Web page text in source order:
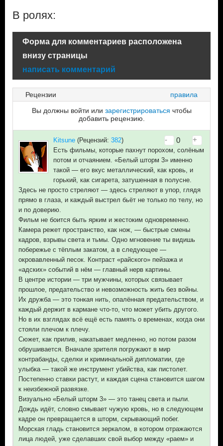
В ролях:
Форма для комментариев расположена
внизу страницы
написать комментарий
Рецензии
правила
Вы должны войти или зарегистрироваться чтобы
добавить рецензию.
- 0 +
Kitsune (Рецензий: 382)
Есть фильмы, которые пахнут порохом, солёным
потом и отчаянием. «Белый шторм 3» именно
такой — его вкус металлический, как кровь, и
горький, как сигарета, затушенная в полусне.
Здесь не просто стреляют — здесь стреляют в упор, глядя
прямо в глаза, и каждый выстрел бьёт не только по телу, но
и по доверию.
Фильм не боится быть ярким и жестоким одновременно.
Камера режет пространство, как нож, — быстрые смены
кадров, взрывы света и тьмы. Одно мгновение ты видишь
побережье с тёплым закатом, а в следующее —
окровавленный песок. Контраст «райского» пейзажа и
«адских» событий в нём — главный нерв картины.
В центре истории — три мужчины, которых связывает
прошлое, предательство и невозможность жить без войны.
Их дружба — это тонкая нить, опалённая предательством, и
каждый держит в кармане что-то, что может убить другого.
Но в их взглядах всё ещё есть память о временах, когда они
стояли плечом к плечу.
Сюжет, как прилив, накатывает медленно, но потом разом
обрушивается. Вначале зрителя погружают в мир
контрабанды, сделки и криминальной дипломатии, где
улыбка — такой же инструмент убийства, как пистолет.
Постепенно ставки растут, и каждая сцена становится шагом
к неизбежной развязке.
Визуально «Белый шторм 3» — это танец света и пыли.
Дождь идёт, словно смывает чужую кровь, но в следующем
кадре он превращается в шторм, скрывающий побег.
Морская гладь становится зеркалом, в котором отражаются
лица людей, уже сделавших свой выбор между «раем» и